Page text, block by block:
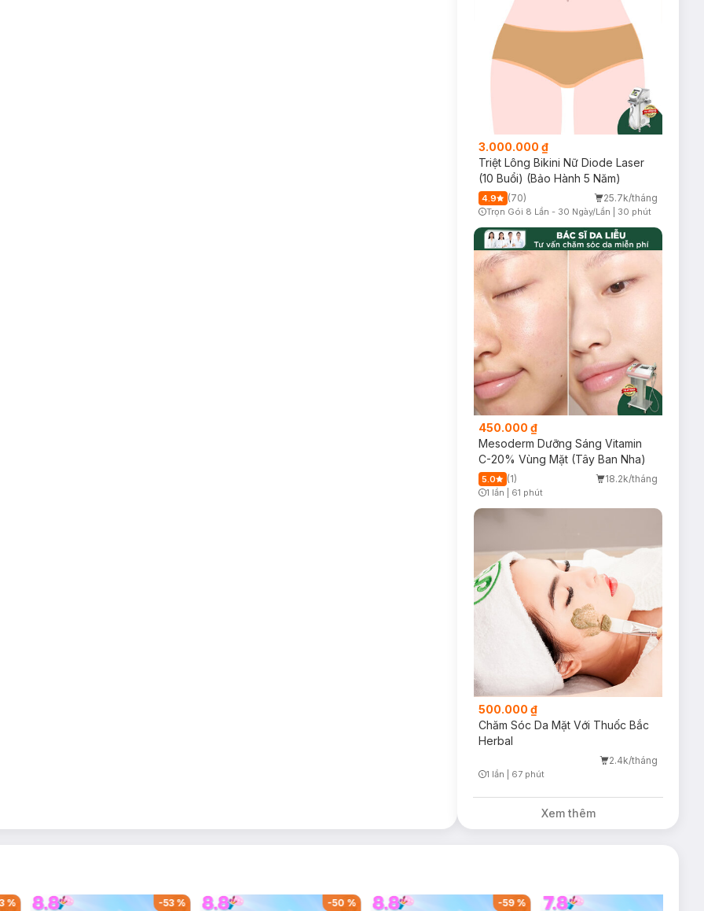
3.000.000 ₫
Triệt Lông Bikini Nữ Diode Laser
(10 Buổi) (Bảo Hành 5 Năm)
4.9 (70) 25.7k/tháng
Trọn Gói 8 Lần - 30 Ngày/Lần 30 phút
450.000 ₫
Mesoderm Dưỡng Sáng Vitamin
C-20% Vùng Mặt (Tây Ban Nha)
5.0 (1) 18.2k/tháng
1 lần 61 phút
500.000 ₫
Chăm Sóc Da Mặt Với Thuốc Bắc
Herbal
2.4k/tháng
Timer Gray Icon
1 lần 67 phút
Xem thêm
-59 % -36% -40% -59%